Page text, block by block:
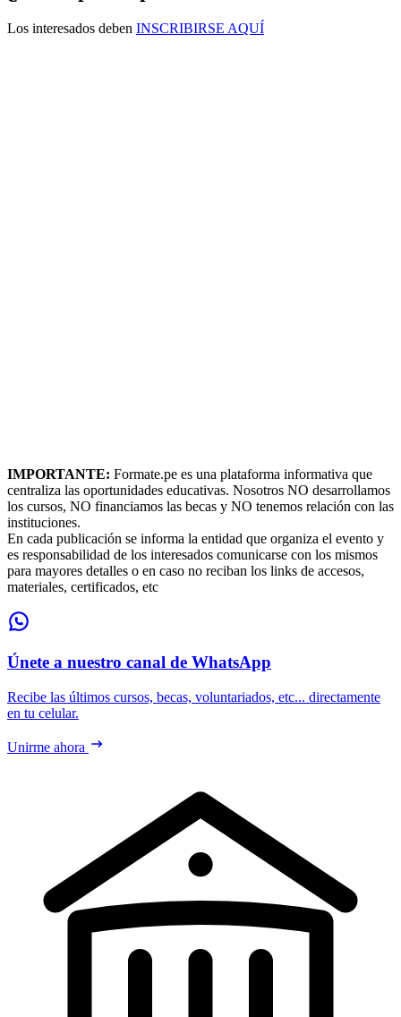
Los interesados deben INSCRIBIRSE AQUÍ
IMPORTANTE: Formate.pe es una plataforma informativa que
centraliza las oportunidades educativas. Nosotros NO desarrollamos
los cursos, NO financiamos las becas y NO tenemos relación con las
instituciones.
En cada publicación se informa la entidad que organiza el evento y
es responsabilidad de los interesados comunicarse con los mismos
para mayores detalles o en caso no reciban los links de accesos,
materiales, certificados, etc
Únete a nuestro canal de WhatsApp
Recibe las últimos cursos, becas, voluntariados, etc... directamente
en tu celular.
Unirme ahora